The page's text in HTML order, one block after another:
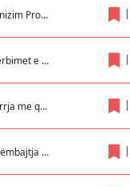
Furnizim Promovues për nevojat e Rektoratit |
Shërbimet e zhvendosjes me marimangë dhe bllokimit të automjeteve në teritorin e Komunes së Malishevës |
Marrja me qera e makinerive për nevoja të NPL Kastrioti SH.A |
Mirëmbajtja e paisjeve kunder zjarrit në Objektin e Komunës dhe Insitucioneve tjera Komunale.. |